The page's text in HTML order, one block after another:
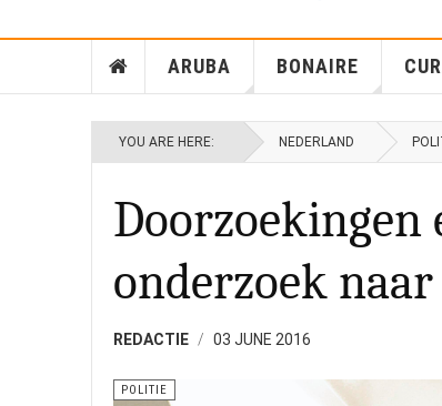
ARUBA BONAIRE
YOU ARE HERE: NEDERLAND
Doorzoekingen
onderzoek
REDACTIE 03 JUNE 2016
POLITIE